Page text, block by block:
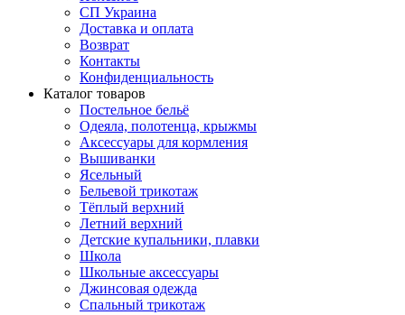
СП Украина
Доставка и оплата
Возврат
Контакты
Конфиденциальность
Каталог товаров
Постельное бельё
Одеяла, полотенца, крыжмы
Аксессуары для кормления
Вышиванки
Ясельный
Бельевой трикотаж
Тёплый верхний
Летний верхний
Детские купальники, плавки
Школа
Школьные аксессуары
Джинсовая одежда
Спальный трикотаж